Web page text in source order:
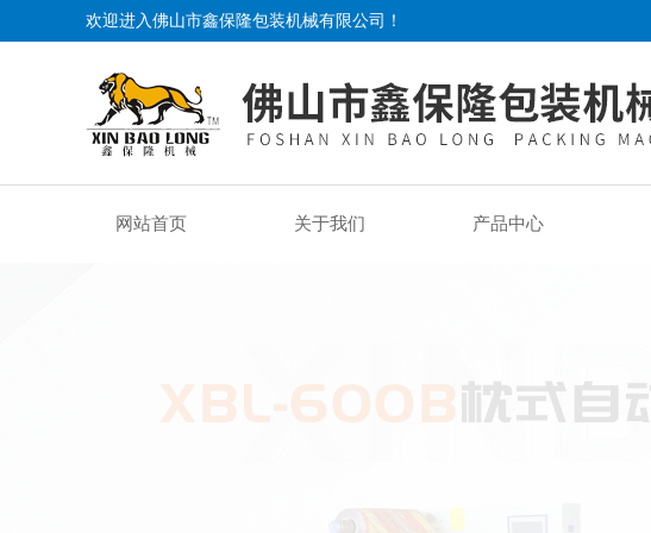
欢迎进入佛山市鑫保隆包装机械有限公司！
网站首页 关于我们 产品中心